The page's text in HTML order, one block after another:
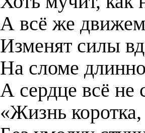
А всё же
Изменят силы
На сломе
А сердце всё не
«Жизнь